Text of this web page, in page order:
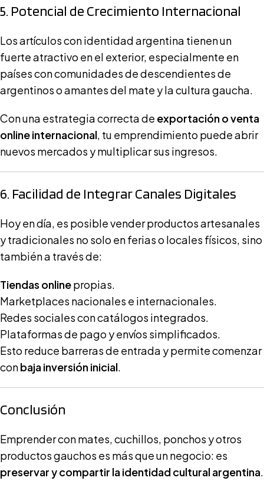
5. Potencial de Crecimiento Internacional
Los artículos con identidad argentina tienen un
fuerte atractivo en el exterior, especialmente en
países con comunidades de descendientes de
argentinos o amantes del mate y la cultura gaucha.
Con una estrategia correcta de exportación o venta
online internacional, tu emprendimiento puede abrir
nuevos mercados y multiplicar sus ingresos.
6. Facilidad de Integrar Canales Digitales
Hoy en día, es posible vender productos artesanales
y tradicionales no solo en ferias o locales físicos, sino
también a través de:
Tiendas onlinepropias.
Marketplaces nacionales e internacionales.
Redes sociales con catálogos integrados.
Plataformas de pago y envíos simplificados.
Esto reduce barreras de entrada y permite comenzar
conbaja inversión inicial.
Conclusión
Emprender con mates, cuchillos, ponchos y otros
productos gauchos es más que un negocio: es
preservar y compartir la identidad cultural argentina.